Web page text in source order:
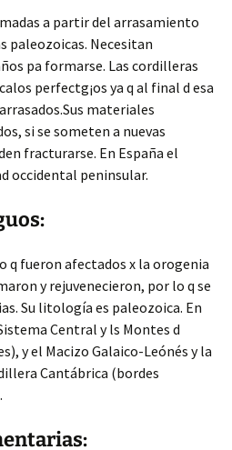
a partir del arrasamiento
paleozoicas. Necesitan
pa formarse. Las cordilleras
perfectg¡os ya q al final d esa
materiales
si se someten a nuevas
fracturarse. En España el
occidental peninsular.
q fueron afectados x la orogenia
y rejuvenecieron, por lo q se
Su litología es paleozoica. En
Central y ls Montes d
y el Macizo Galaico-Leónés y la
Cantábrica (bordes